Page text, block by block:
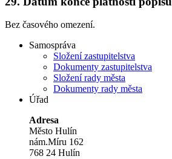
Bez časového omezení.
Samospráva
Složení zastupitelstva
Dokumenty zastupitelstva
Složení rady města
Dokumenty rady města
Úřad
Adresa
Město Hulín
nám.Míru 162
768 24 Hulín